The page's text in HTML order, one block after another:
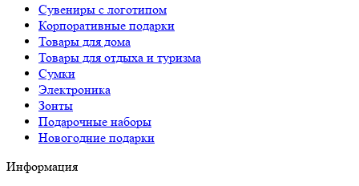
Сувениры с логотипом
Корпоративные подарки
Товары для дома
Товары для отдыха и туризма
Сумки
Электроника
Зонты
Подарочные наборы
Новогодние подарки
Информация